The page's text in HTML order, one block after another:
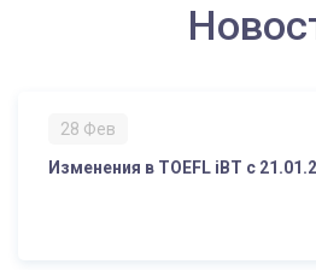
28 Фев
Изменения в TOEFL iBT с